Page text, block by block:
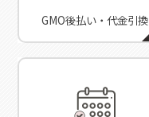
GMO後払い・代金引換